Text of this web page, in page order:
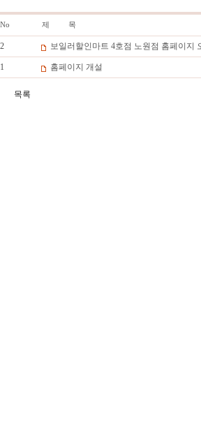
No 제 목
2 보일러할인마트 4호점 노원점 홈페이지
1 홈페이지 개설
목록